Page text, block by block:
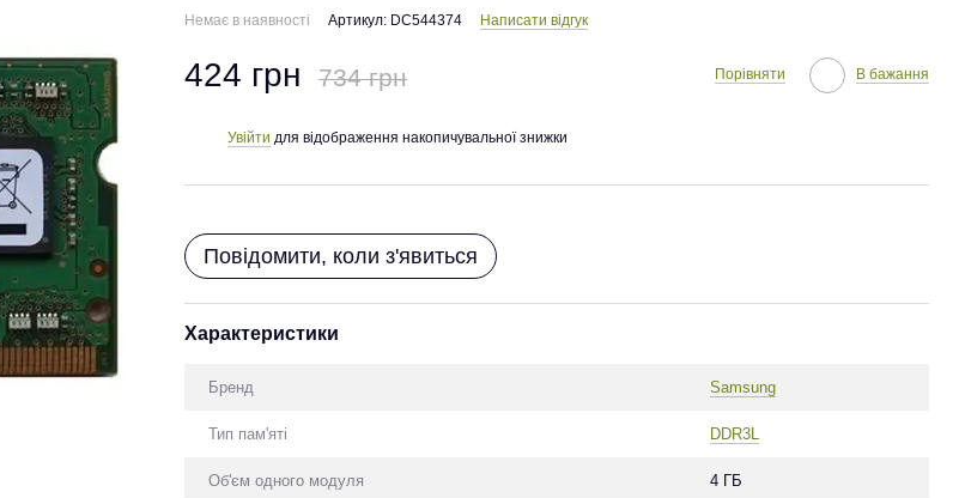
Немає в наявності Артикул: DC544374 Написати відгук
424 грн 734 грн Порівняти В бажання
Увійти для відображення накопичувальної знижки
Повідомити, коли з'явиться
Характеристики
Бренд Samsung
Тип пам'яті DDR3L
Об'єм одного модуля 4 ГБ